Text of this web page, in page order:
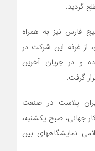
گردید.
فارس نیز به همراه
از غرفه این شرکت در
و در جریان آخرین
گرفت.
پلاست در صنعت
جهانی، صبح یکشنبه،
نمایشگاههای بین